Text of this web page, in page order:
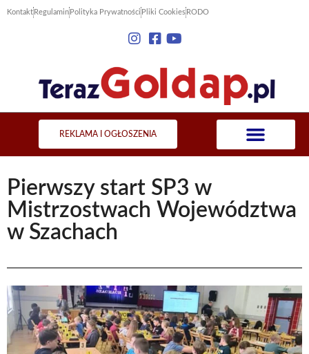
Kontakt Regulamin Polityka Prywatności Pliki Cookies RODO
REKLAMA I OGŁOSZENIA
Pierwszy start SP3 w
Mistrzostwach Województwa
w Szachach